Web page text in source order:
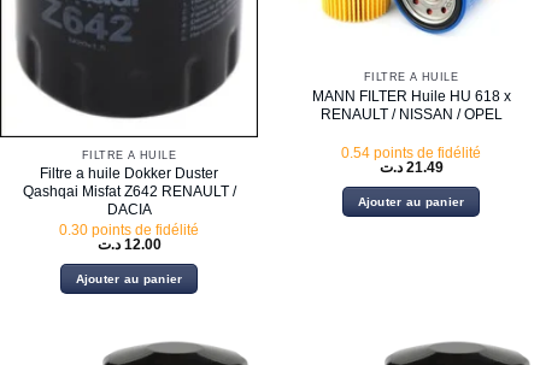
FILTRE À HUILE
Filtre a huile Dokker Duster
Qashqai Misfat Z642 RENAULT /
DACIA
0.30 points de fidélité
12.00 د.ت
Ajouter au panier
FILTRE À HUILE
MANN FILTER Huile HU 618 x
RENAULT / NISSAN / OPEL
0.54 points de fidélité
21.49 د.ت
Ajouter au panier